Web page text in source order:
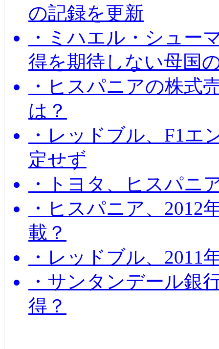
の記録を更新
・ミハエル・シュー
得を期待しない母国
・ヒスパニアの株式
は？
・レッドブル、F1エ
定せず
・トヨタ、ヒスパニ
・ヒスパニア、2012
載？
・レッドブル、2011
・サンタンデール銀
得？